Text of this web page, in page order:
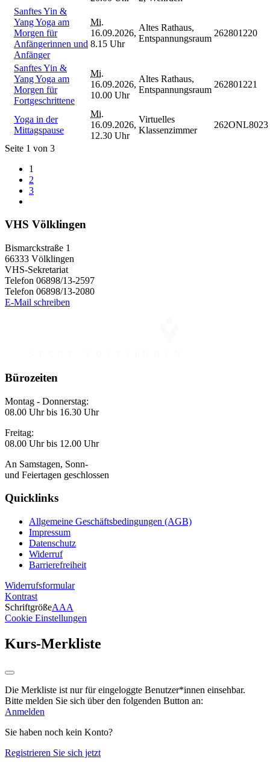
Sanftes Yin &
Yang Yoga am
Morgen für
Anfängerinnen und
Anfänger
Mi.
16.09.2026,
8.15 Uhr
Altes Rathaus,
Entspannungsraum
262801220
Sanftes Yin &
Yang Yoga am
Morgen für
Fortgeschrittene
Mi.
16.09.2026,
10.00 Uhr
Altes Rathaus,
Entspannungsraum
262801221
Yoga in der
Mittagspause
Mi.
16.09.2026,
12.30 Uhr
Virtuelles
Klassenzimmer
262ONL8023
Seite 1 von 3
1
2
3
VHS Völklingen
Bismarckstraße 1
66333 Völklingen
VHS-Sekretariat
Telefon 06898/13-2597
Telefon 06898/13-2080
E-Mail schreiben
Bürozeiten
Montag - Donnerstag:
08.00 Uhr bis 16.30 Uhr
Freitag:
08.00 Uhr bis 12.00 Uhr
An Samstagen, Sonn-
und Feiertagen geschlossen
Quicklinks
Allgemeine Geschäftsbedingungen (AGB)
Impressum
Datenschutz
Widerruf
Barrierefreiheit
Widerrufsformular
Kontrast
SchriftgrößeAAA
Cookie Einstellungen
Kurs-Merkliste
Die Merkliste ist nur für eingeloggte Benutzer*innen einsehbar.
Bitte melden Sie sich über den folgenden Button an:
Anmelden
Sie haben noch kein Konto?
Registrieren Sie sich jetzt